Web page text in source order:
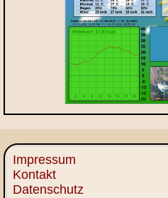
Impressum
Kontakt
Datenschutz